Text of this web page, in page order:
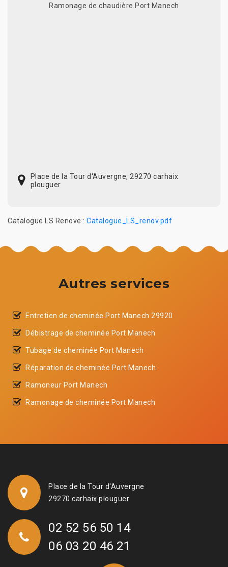
Ramonage de chaudière Port Manech
Place de la Tour d'Auvergne, 29270 carhaix
plouguer
Catalogue LS Renove : Catalogue_LS_renov.pdf
Autres services
Entretien de cheminée Port Manech 29920
Débistrage de cheminée Port Manech
Tubage de cheminée Port Manech
Réparation de cheminée Port Manech
Ramoneur Port Manech
Ramonage de cheminée Port Manech
Place de la Tour d'Auvergne
29270 carhaix plouguer
02 52 56 50 14
06 03 20 46 21